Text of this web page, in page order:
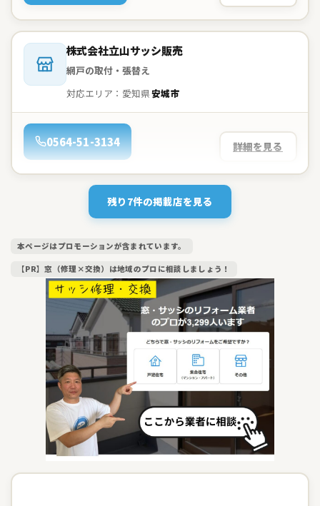
会社名：
株式会社立山サッシ販売
網戸の取付・張替え
対応エリア：愛知県安城市
電話：
0564-51-3134 詳細を見る
残り7件の掲載店を見る
本ページはプロモーションが含まれています。
【PR】窓（修理×交換）は地域のプロに相談しましょう！